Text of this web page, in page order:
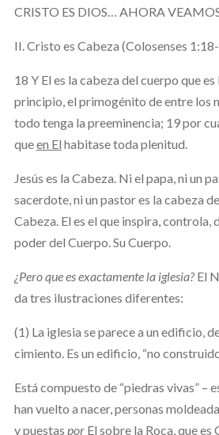
CRISTO ES DIOS… AHORA
II. Cristo es Cabeza (Colosenses
18 Y El es la cabeza del cuerpo que es
principio, el primogénito de entre los
todo tenga la preeminencia; 19 por
queen El habitase toda plenitud.
Jesús es la Cabeza. Ni el papa, ni un
sacerdote, ni un pastor es la cabeza
Cabeza. El es el que inspira, controla,
poder del Cuerpo. Su Cuerpo.
¿Pero que es exactamente la iglesia?El
da tres ilustraciones diferentes:
(1) La iglesia se parece a un edificio,
cimiento. Es un edificio, “no
Está compuesto de “piedras vivas” –
han vuelto a nacer, personas
y puestas por El sobre la Roca, que es